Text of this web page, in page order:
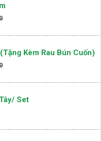
Kèm Rau Bún Cuốn)
Set